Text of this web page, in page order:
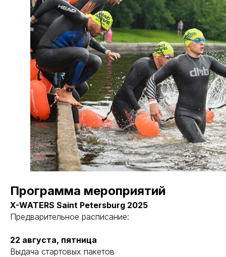
Программа мероприятий
X-WATERS Saint Petersburg 2025
Предварительное расписание:
22 августа, пятница
Выдача стартовых пакетов